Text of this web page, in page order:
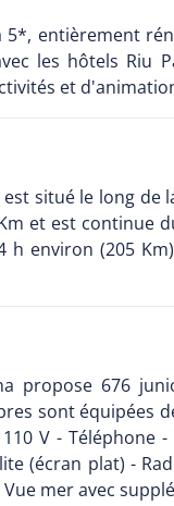
5*, entièrement
les hôtels
et
est situé le long
et est continue
environ (205
propose 676
sont équipées
V -
(écran plat) -
mer avec